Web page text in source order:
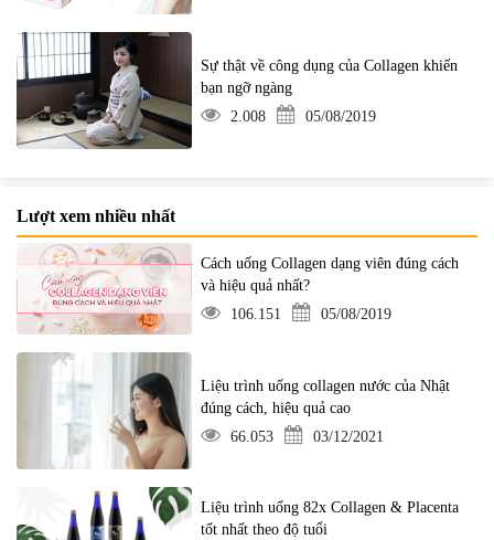
Sự thật về công dụng của Collagen khiến
bạn ngỡ ngàng
2.008
05/08/2019
Lượt xem nhiều nhất
Cách uống Collagen dạng viên đúng cách
và hiệu quả nhất?
106.151
05/08/2019
Liệu trình uống collagen nước của Nhật
đúng cách, hiệu quả cao
66.053
03/12/2021
Liệu trình uống 82x Collagen & Placenta
tốt nhất theo độ tuổi